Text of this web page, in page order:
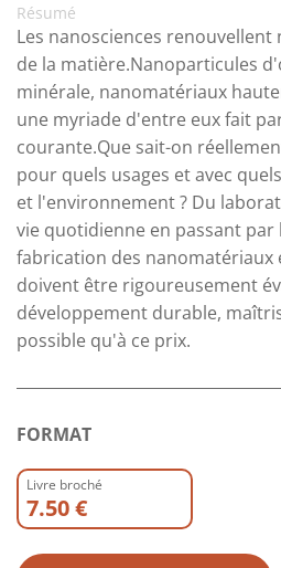
Résumé
Les nanosciences
de la matière.Nanoparticules
minérale, nanomatériaux
une myriade d'entre eux fait
courante.Que sait-on
pour quels usages et avec
et l'environnement ? Du
vie quotidienne en passant
fabrication des nanomatériaux
doivent être rigoureusement
développement durable,
possible qu'à ce prix.
FORMAT
Livre broché
7.50 €